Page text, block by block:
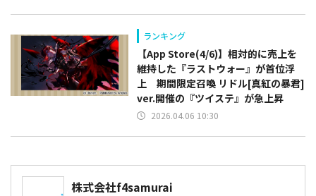
ランキング
【App Store(4/6)】相対的に売上を
維持した『ラストウォー』が首位浮
上 期間限定召喚 リドル[真紅の暴君]
ver.開催の『ツイステ』が急上昇
2026.04.06 10:30
株式会社f4samurai